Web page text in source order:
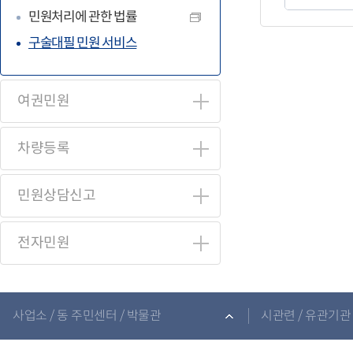
민원처리에 관한 법률
구술대필 민원 서비스
여권민원
차량등록
민원상담신고
전자민원
만
도
관
사업소 / 동 주민센터 / 박물관 시관련 / 유관기